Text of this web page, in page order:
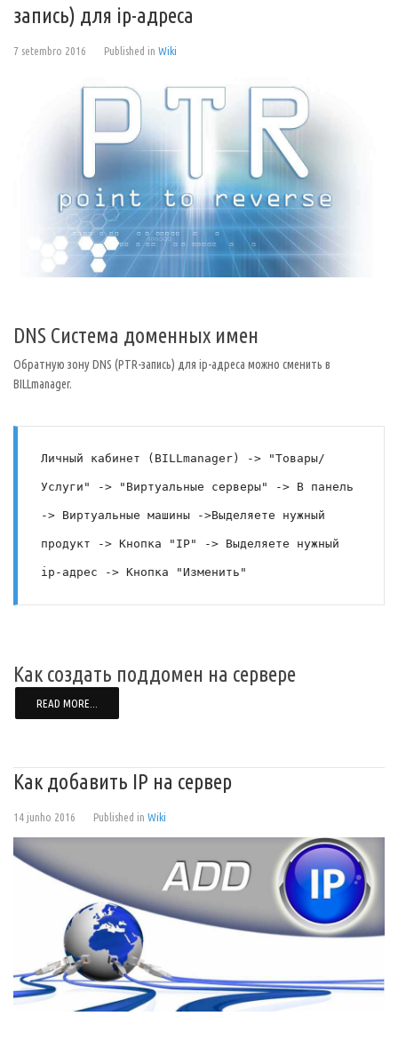
запись) для ip-адреса
7 setembro 2016 Published in Wiki
DNS Система доменных имен
Обратную зону DNS (PTR-запись) для ip-адреса можно сменить в
BILLmanager.
Личный кабинет (BILLmanager) -> "Товары/
Услуги" -> "Виртуальные серверы" -> В панель
-> Виртуальные машины ->Выделяете нужный
продукт -> Кнопка "IP" -> Выделяете нужный
ip-адрес -> Кнопка "Изменить"
Как создать поддомен на сервере
READ MORE...
Как добавить IP на сервер
14 junho 2016 Published in Wiki